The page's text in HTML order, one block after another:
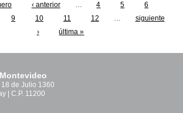
‹ anterior … 4 5
6
9 10 11 12 …
siguiente
›
última »
de Julio 1360
| C.P. 11200